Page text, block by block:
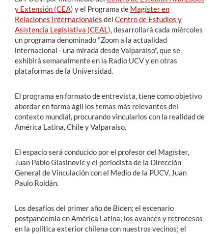
y Extensión (CEA) y el Programa de Magíster en
Relaciones Internacionales del Centro de Estudios y
Asistencia Legislativa (CEAL), desarrollará cada miércoles
un programa denominado "Zoom a la actualidad
internacional - una mirada desde Valparaíso", que se
exhibirá semanalmente en la Radio UCV y en otras
plataformas de la Universidad.
El programa en formato de entrevista, tiene como objetivo
abordar en forma ágil los temas más relevantes del
contexto mundial, procurando vincularlos con la realidad de
América Latina, Chile y Valparaíso.
El espacio será conducido por el profesor del Magíster,
Juan Pablo Glasinovic y el periodista de la Dirección
General de Vinculación con el Medio de la PUCV, Juan
Paulo Roldán.
Los desafíos del primer año de Biden; el escenario
postpandemia en América Latina; los avances y retrocesos
en la política exterior chilena con nuestros vecinos; el